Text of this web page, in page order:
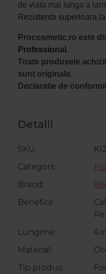
de viata mai lunga a
Rezistenta superioara
Procosmetic.ro este
Professional .
Toate produsele
sunt originale.
Declaratie de
Detalii
SKU
Categorii
Brand
Beneficii
Lungime
6
Material
Tip produs